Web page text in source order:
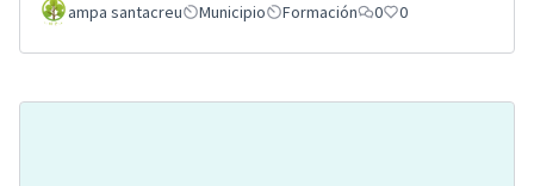
ampa santacreu Municipio Formación 0 0